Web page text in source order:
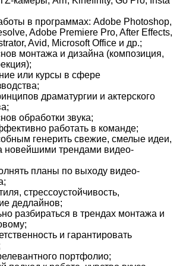
в программах: Adobe Photoshop,
Adobe Premiere Pro, After Effects,
Avid, Microsoft Office и др.;
монтажа и дизайна (композиция,
или курсы в сфере
драматургии и актерского
обработки звука;
работать в команде;
генерить свежие, смелые идеи,
новейшими трендами видео-
планы по выходу видео-
стрессоустойчивость,
дедлайнов;
разбираться в трендах монтажа и
и гарантировать
портфолио;